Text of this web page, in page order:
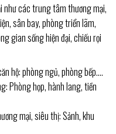
như các trung tâm thương mại,
sân bay, phòng triển lãm,
gian sống hiện đại, chiếu rọi
hộ: phòng ngủ, phòng bếp….
Phòng họp, hành lang, tiền
mại, siêu thị: Sảnh, khu